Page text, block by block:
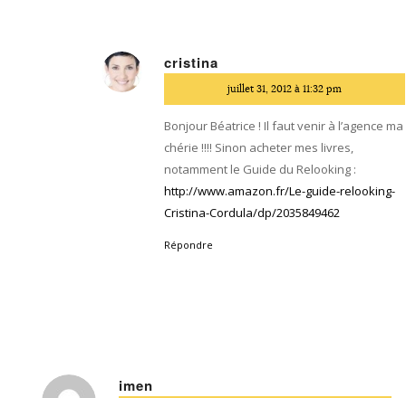
cristina
juillet 31, 2012 à 11:32 pm
Bonjour Béatrice ! Il faut venir à l’agence ma
chérie !!!! Sinon acheter mes livres,
notamment le Guide du Relooking :
http://www.amazon.fr/Le-guide-relooking-
Cristina-Cordula/dp/2035849462
Répondre
imen